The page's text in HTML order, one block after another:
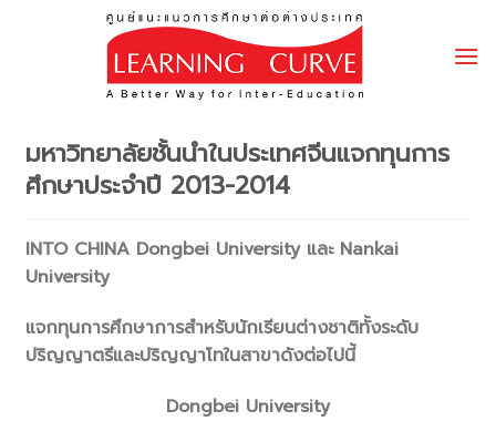
มหาวิทยาลัยชั้นนำในประเทศจีนแจกทุนการ
ศึกษาประจำปี 2013-2014
INTO CHINA Dongbei University และ Nankai
University
แจกทุนการศึกษาการสำหรับนักเรียนต่างชาติทั้งระดับ
ปริญญาตรีและปริญญาโทในสาขาดังต่อไปนี้
Dongbei University